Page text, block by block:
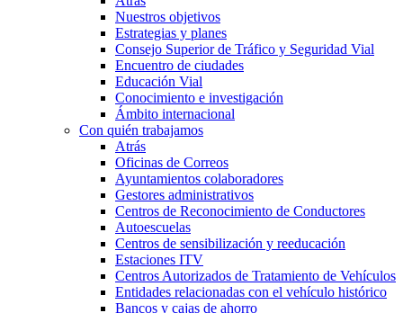
Nuestros objetivos
Estrategias y planes
Consejo Superior de Tráfico y Seguridad Vial
Encuentro de ciudades
Educación Vial
Conocimiento e investigación
Ámbito internacional
Con quién trabajamos
Atrás
Oficinas de Correos
Ayuntamientos colaboradores
Gestores administrativos
Centros de Reconocimiento de Conductores
Autoescuelas
Centros de sensibilización y reeducación
Estaciones ITV
Centros Autorizados de Tratamiento de Vehículos
Entidades relacionadas con el vehículo histórico
Bancos y cajas de ahorro